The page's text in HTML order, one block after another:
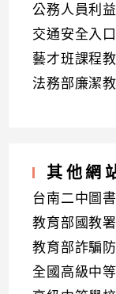
公務人員利
交通安全入
藝才班課程
法務部廉潔
其他網
台南二中圖
教育部國教
教育部詐騙
全國高級中